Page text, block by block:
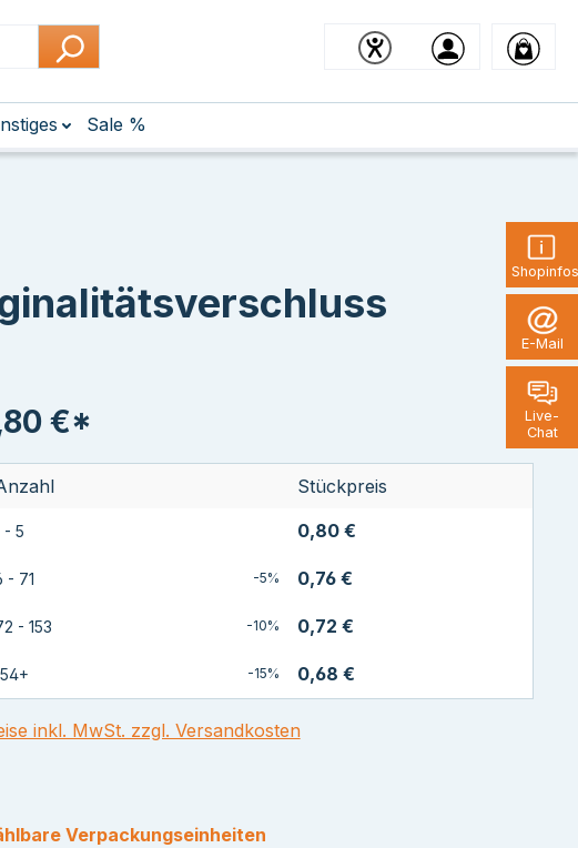
E-Mail
Live-
Chat
Sale %
€*
Stückpreis
- 5 0,80 €
- 71 -5% 0,76 €
- 153 -10% 0,72 €
-15% 0,68 €
inkl. MwSt. zzgl. Versandkosten
Verpackungseinheiten